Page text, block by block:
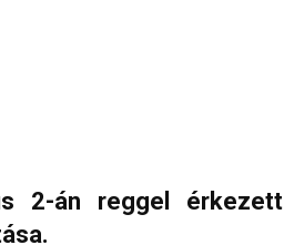
2-án reggel érkezett